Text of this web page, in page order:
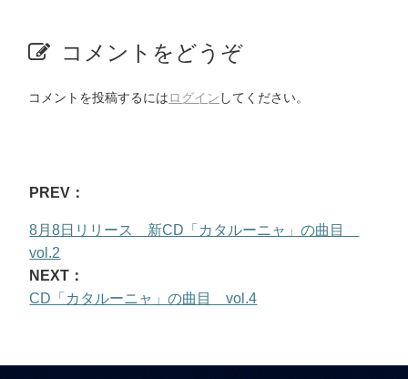
コメントをどうぞ
コメントを投稿するにはログイン してください。
PREV：
8月8日リリース 新CD「カタルーニャ」の曲目
vol.2
NEXT：
CD「カタルーニャ」の曲目 vol.4